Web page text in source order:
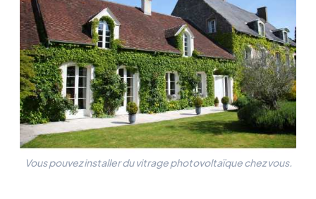
Vous pouvez installer du vitrage photovoltaïque chez vous.